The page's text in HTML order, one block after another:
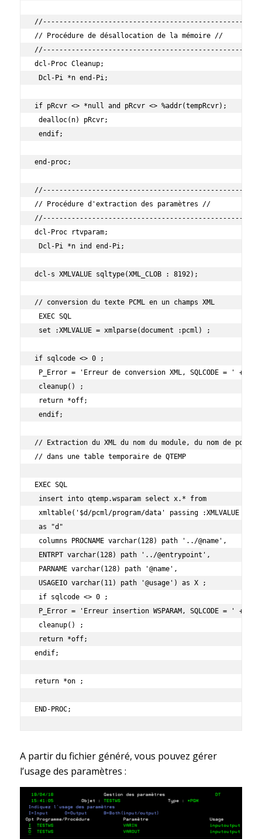
// Procédure de désallocation de la mémoire //
dcl-Proc Cleanup;
Dcl-Pi *n end-Pi;
if pRcvr <> *null and pRcvr <> %addr(tempRcvr);
dealloc(n) pRcvr;
endif;
end-proc;
// Procédure d'extraction des paramètres //
dcl-Proc rtvparam;
Dcl-Pi *n ind end-Pi;
dcl-s XMLVALUE sqltype(XML_CLOB : 8192);
// conversion du texte PCML en un champs XML
EXEC SQL
set :XMLVALUE = xmlparse(document :pcml) ;
if sqlcode <> 0 ;
P_Error = 'Erreur de conversion XML, SQLCODE = ' +
cleanup() ;
return *off;
endif;
// Extraction du XML du nom du module, du nom de
// dans une table temporaire de QTEMP
EXEC SQL
insert into qtemp.wsparam select x.* from
xmltable('$d/pcml/program/data' passing :XMLVALUE
as "d"
columns PROCNAME varchar(128) path '../@name',
ENTRPT varchar(128) path '../@entrypoint',
PARNAME varchar(128) path '@name',
USAGEIO varchar(11) path '@usage') as X ;
if sqlcode <> 0 ;
P_Error = 'Erreur insertion WSPARAM, SQLCODE = ' +
cleanup() ;
return *off;
endif;
return *on ;
END-PROC;
A partir du fichier généré, vous pouvez gérer
l’usage des paramètres :